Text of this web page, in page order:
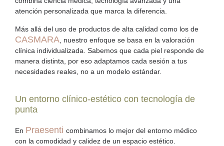
atención personalizada que marca la diferencia.
Más allá del uso de productos de alta calidad como los de
CASMARA , nuestro enfoque se basa en la valoración
clínica individualizada . Sabemos que cada piel responde de
manera distinta, por eso adaptamos cada sesión a tus
necesidades reales, no a un modelo estándar.
Un entorno clínico-estético con tecnología de
punta
En Praesenti combinamos lo mejor del entorno médico
con la comodidad y calidez de un espacio estético.